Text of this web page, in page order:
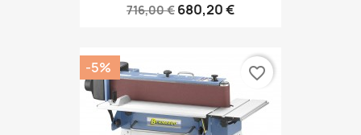
716,00 € 680,20 €
-5% favorite_border